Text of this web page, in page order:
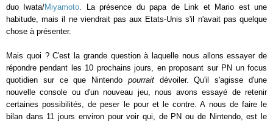
duo Iwata/Miyamoto. La présence du papa de Link et Mario est une
habitude, mais il ne viendrait pas aux Etats-Unis s'il n'avait pas quelque
chose à présenter.
Mais quoi ? C'est la grande question à laquelle nous allons essayer de
répondre pendant les 10 prochains jours, en proposant sur PN un focus
quotidien sur ce que Nintendo pourraitdévoiler. Qu'il s'agisse d'une
nouvelle console ou d'un nouveau jeu, nous avons essayé de retenir
certaines possibilités, de peser le pour et le contre. A nous de faire le
bilan dans 11 jours environ pour voir qui, de PN ou de Nintendo, est le